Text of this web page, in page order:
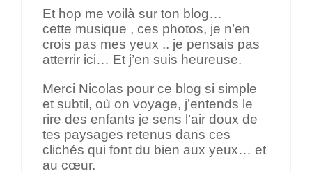
Et hop me voilà sur ton blog…
cette musique , ces photos, je n’en
crois pas mes yeux .. je pensais pas
atterrir ici… Et j’en suis heureuse.
Merci Nicolas pour ce blog si simple
et subtil, où on voyage, j’entends le
rire des enfants je sens l’air doux de
tes paysages retenus dans ces
clichés qui font du bien aux yeux… et
au cœur.